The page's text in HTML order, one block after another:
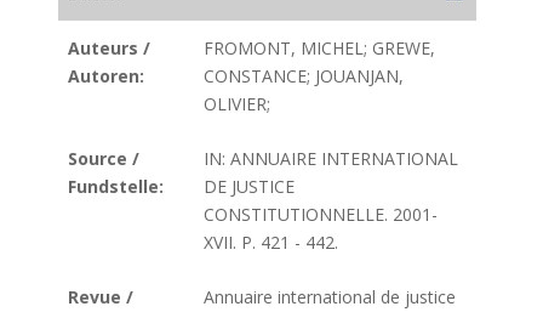
Auteurs /
Autoren:
FROMONT, MICHEL; GREWE,
CONSTANCE; JOUANJAN,
OLIVIER;
Source /
Fundstelle:
IN: ANNUAIRE INTERNATIONAL
DE JUSTICE
CONSTITUTIONNELLE. 2001-
XVII. P. 421 - 442.
Revue /
Annuaire international de justice